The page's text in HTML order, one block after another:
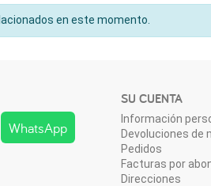
en este momento.
WhatsApp
SU CUENTA
Información
Devoluciones de
Pedidos
Facturas por
Direcciones